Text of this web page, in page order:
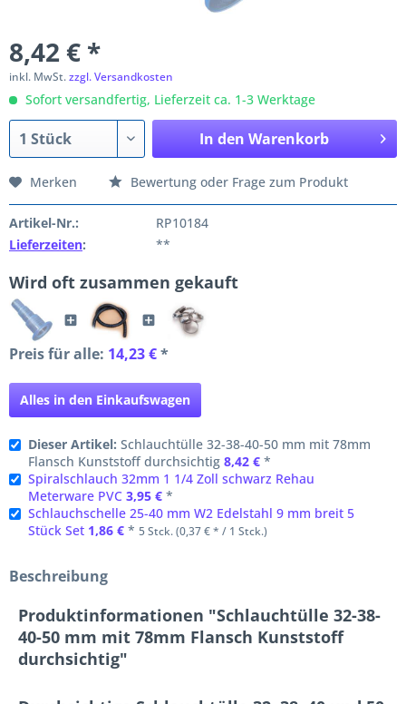
8,42 € *
inkl. MwSt.zzgl. Versandkosten
Sofort versandfertig, Lieferzeit ca. 1-3 Werktage
In den Warenkorb
Merken Bewertung oder Frage zum Produkt
Artikel-Nr.:
RP10184
Lieferzeiten: **
Wird oft zusammen gekauft
Preis für alle: 14,23 €*
Alles in den Einkaufswagen
Dieser Artikel: Schlauchtülle 32-38-40-50 mm mit 78mm
Flansch Kunststoff durchsichtig 8,42 € *
Spiralschlauch 32mm 1 1/4 Zoll schwarz Rehau
Meterware PVC 3,95 € *
Schlauchschelle 25-40 mm W2 Edelstahl 9 mm breit 5
Stück Set 1,86 € * 5 Stck. (0,37 € * / 1 Stck.)
Beschreibung
Produktinformationen "Schlauchtülle 32-38-
40-50 mm mit 78mm Flansch Kunststoff
durchsichtig"